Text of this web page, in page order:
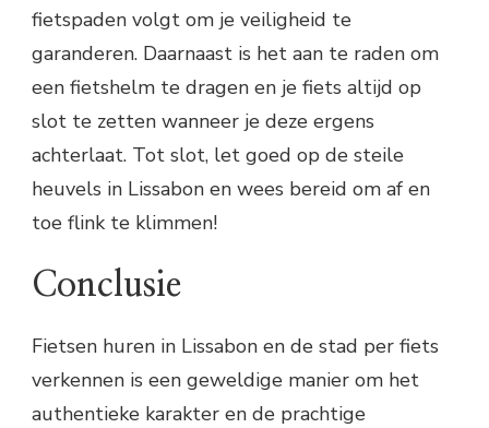
fietspaden volgt om je veiligheid te
garanderen. Daarnaast is het aan te raden om
een fietshelm te dragen en je fiets altijd op
slot te zetten wanneer je deze ergens
achterlaat. Tot slot, let goed op de steile
heuvels in Lissabon en wees bereid om af en
toe flink te klimmen!
Conclusie
Fietsen huren in Lissabon en de stad per fiets
verkennen is een geweldige manier om het
authentieke karakter en de prachtige